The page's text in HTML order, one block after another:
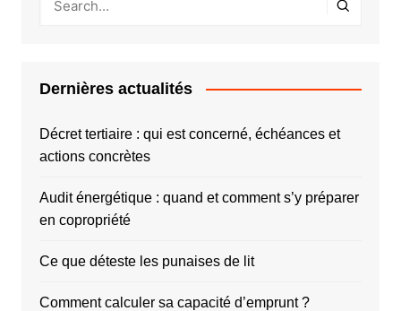
Dernières actualités
Décret tertiaire : qui est concerné, échéances et
actions concrètes
Audit énergétique : quand et comment s’y préparer
en copropriété
Ce que déteste les punaises de lit
Comment calculer sa capacité d’emprunt ?